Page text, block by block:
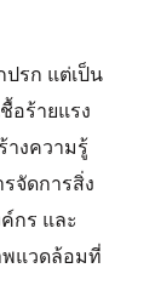
รก แต่เป็น
อร้ายแรง
างความรู้
จัดการสิ่ง
กร และ
พแวดล้อมที่